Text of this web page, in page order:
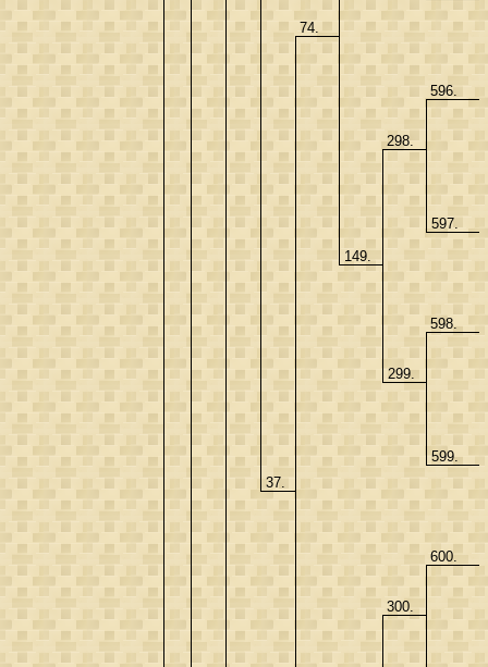
37.
74.
149.
298.
596.
597.
299.
598.
599.
300.
600.